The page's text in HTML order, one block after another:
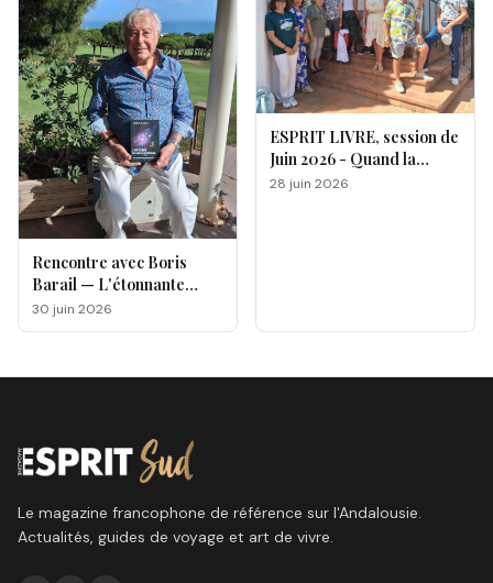
Rencontre avec Boris
Barail — L'étonnante
odyssée d'un électron
voyageur
30 juin 2026
ESPRIT LIVRE, session de
Juin 2026 - Quand la
magie opère !
28 juin 2026
Le magazine francophone de référence sur l'Andalousie.
Actualités, guides de voyage et art de vivre.